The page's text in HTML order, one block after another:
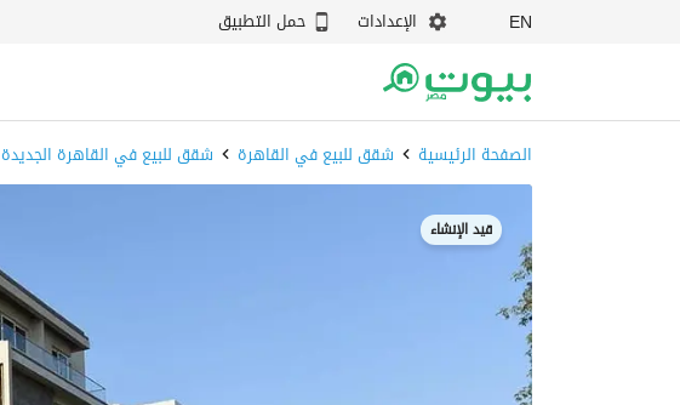
EN الإعدادات حمل التطبيق
الصفحة الرئيسية شقق للبيع في القاهرة شقق للبيع في القاهرة الجديدة
قيد الإنشاء